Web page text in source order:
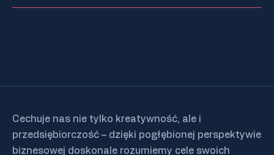
Cechuje nas nie tylko kreatywność, ale i
przedsiębiorczość – dzięki pogłębionej perspektywie
biznesowej doskonale rozumiemy cele swoich